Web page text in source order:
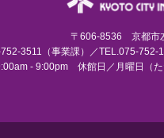
〒606-8536 京都市
3511（事業課）／TEL.075-
- 9:00pm 休館日／月曜日（た